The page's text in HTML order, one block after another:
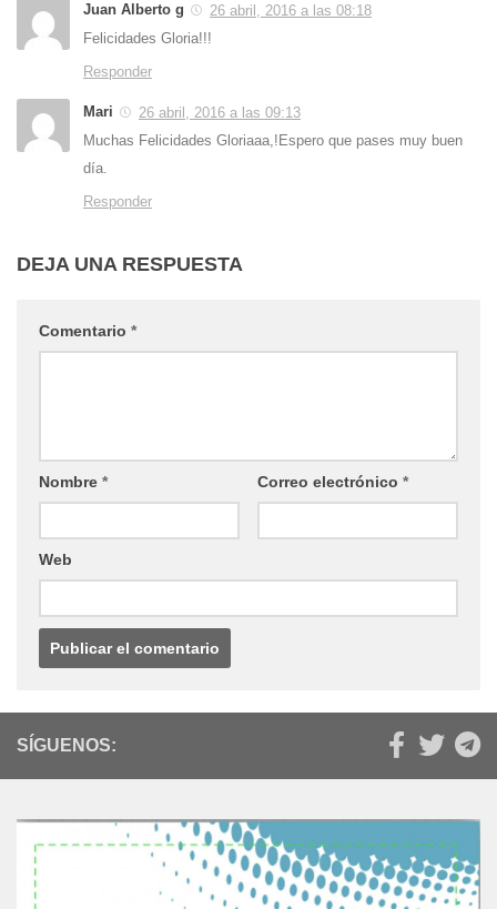
Juan Alberto g
26 abril, 2016 a las 08:18
Felicidades Gloria!!!
Responder
Mari
26 abril, 2016 a las 09:13
Muchas Felicidades Gloriaaa,!Espero que pases muy buen
día.
Responder
DEJA UNA RESPUESTA
Comentario *
Nombre * Correo electrónico *
Web
SÍGUENOS: